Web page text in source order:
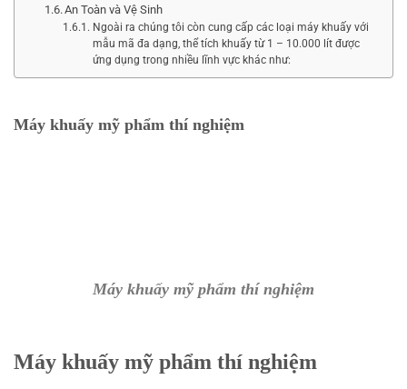
An Toàn và Vệ Sinh
Ngoài ra chúng tôi còn cung cấp các loại máy khuấy với
mẫu mã đa dạng, thể tích khuấy từ 1 – 10.000 lít được
ứng dụng trong nhiều lĩnh vực khác như:
Máy khuấy mỹ phẩm thí nghiệm
Máy khuấy mỹ phẩm thí nghiệm
Máy khuấy mỹ phẩm thí nghiệm